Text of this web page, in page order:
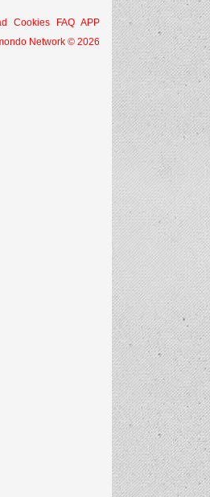
Cookies FAQ APP
Network © 2026